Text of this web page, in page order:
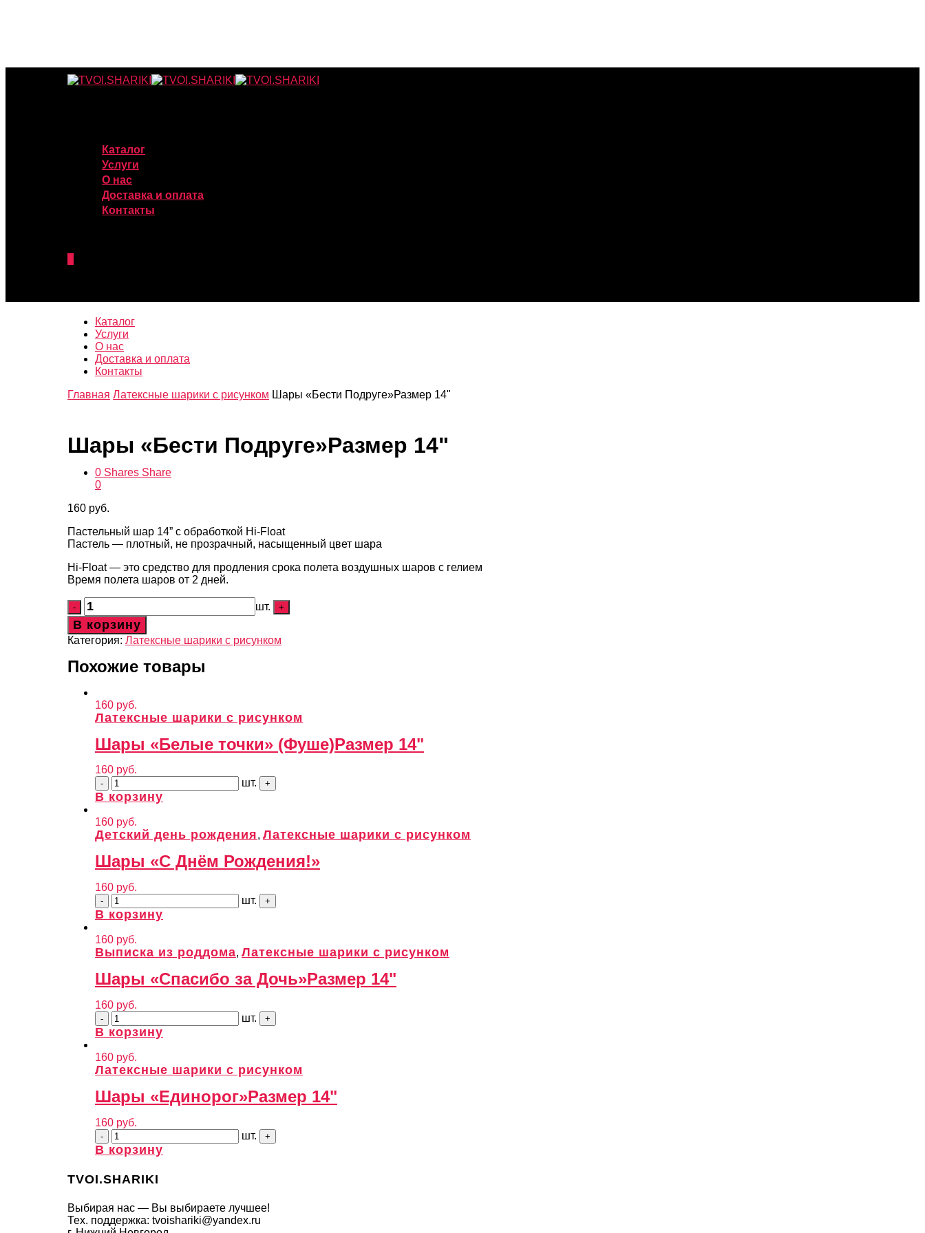
Каталог
Услуги
О нас
Доставка и оплата
Контакты
Каталог
Услуги
О нас
Доставка и оплата
Контакты
Главная Латексные шарики с рисунком Шары «Бести Подруге»Размер 14"
Шары «Бести Подруге»Размер 14"
0 Shares Share
0
160 руб.
Пастельный шар 14” c обработкой Hi-Float
Пастель — плотный, не прозрачный, насыщенный цвет шара
Hi-Float — это средство для продления срока полета воздушных шаров с гелием
Время полета шаров от 2 дней.
шт.
В корзину
Категория: Латексные шарики с рисунком
Похожие товары
160 руб.
Латексные шарики с рисунком
Шары «Белые точки» (Фуше)Размер 14"
160 руб.
шт.
В корзину
160 руб.
Детский день рождения, Латексные шарики с рисунком
Шары «С Днём Рождения!»
160 руб.
шт.
В корзину
160 руб.
Выписка из роддома, Латексные шарики с рисунком
Шары «Спасибо за Дочь»Размер 14"
160 руб.
шт.
В корзину
160 руб.
Латексные шарики с рисунком
Шары «Единорог»Размер 14"
160 руб.
шт.
В корзину
TVOI.SHARIKI
Выбирая нас — Вы выбираете лучшее!
Тех. поддержка: tvoishariki@yandex.ru